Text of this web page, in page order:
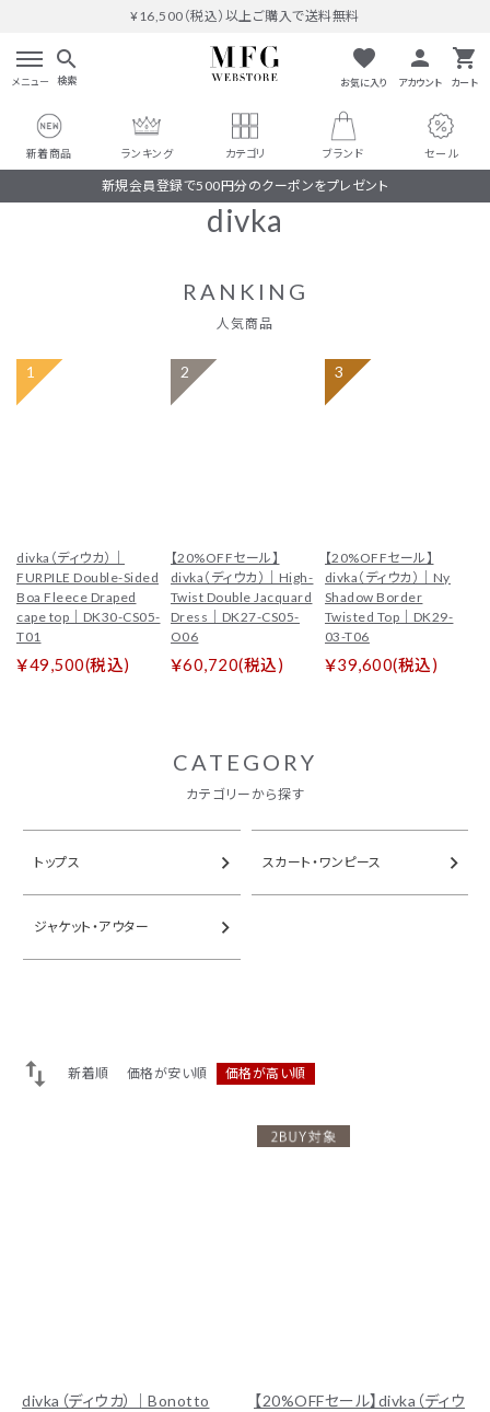
¥16,500（税込）以上ご購入で送料無料
メニュー
search
検索
favorite
お気に入り
person
アカウント
shopping_cart
カート
新着商品 ランキング カテゴリ ブランド セール
ブランド一覧
カテゴリーから探す
ワンピース
シューズ 財布
インフォメーション
新規会員登録で500円分のクーポンをプレゼント
divka
RANKING
人気商品
divka（ディウカ）｜
FURPILE Double-Sided
Boa Fleece Draped
cape top｜DK30-CS05-
T01
￥49,500(税込)
【20%OFFセール】
divka（ディウカ）｜High-
Twist Double Jacquard
Dress｜DK27-CS05-
O06
￥60,720(税込)
【20%OFFセール】
divka（ディウカ）｜Ny
Shadow Border
Twisted Top｜DK29-
03-T06
￥39,600(税込)
CATEGORY
カテゴリーから探す
トップス スカート・ワンピース
ジャケット・アウター
新着順 価格が安い順 価格が高い順
divka（ディウカ）｜Bonotto
【20%OFFセール】divka（ディウ